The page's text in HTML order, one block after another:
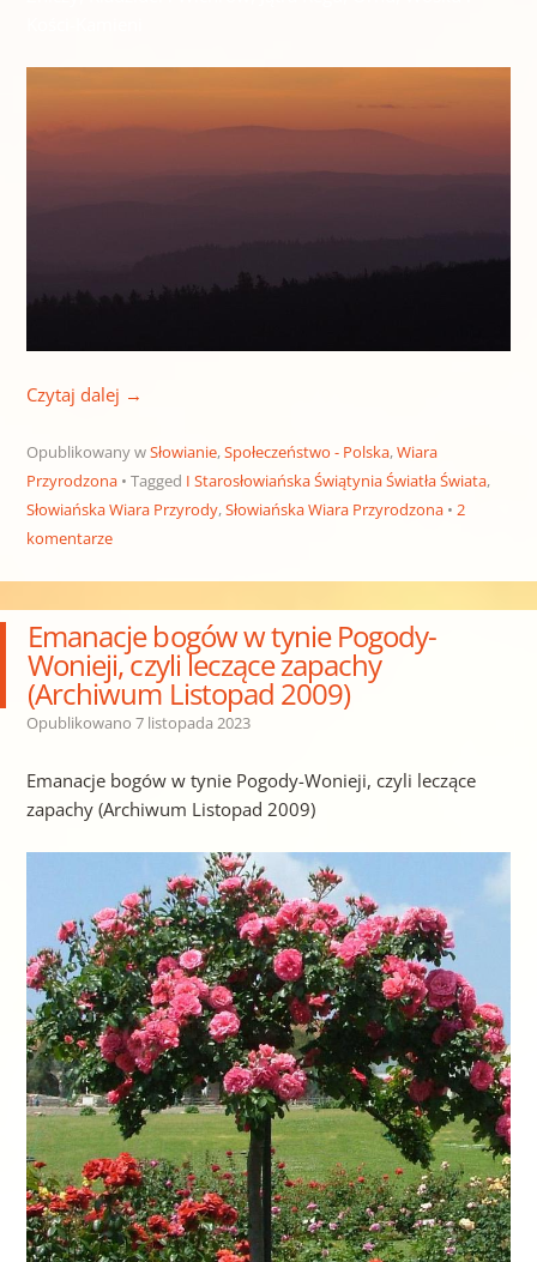
Czytaj dalej →
Opublikowany wSłowianie,Społeczeństwo - Polska,Wiara
Przyrodzona
Tagged I Starosłowiańska Świątynia Światła Świata,
Słowiańska Wiara Przyrody,Słowiańska Wiara Przyrodzona
2
komentarze
Emanacje bogów w tynie Pogody-
Wonieji, czyli leczące zapachy
(Archiwum Listopad 2009)
Opublikowano 7 listopada 2023
Emanacje bogów w tynie Pogody-Wonieji, czyli leczące
zapachy (Archiwum Listopad 2009)